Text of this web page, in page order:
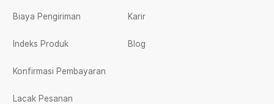
Biaya Pengiriman
Indeks Produk
Konfirmasi Pembayaran
Lacak Pesanan
Karir
Blog